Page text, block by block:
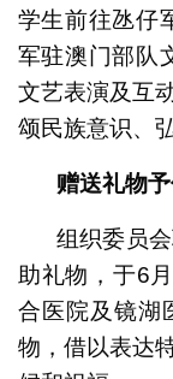
学生前往氹仔
军驻澳门部队
文艺表演及互
颂民族意识、
赠送礼物
组织委员
助礼物，于6
合医院及镜湖
物，借以表达